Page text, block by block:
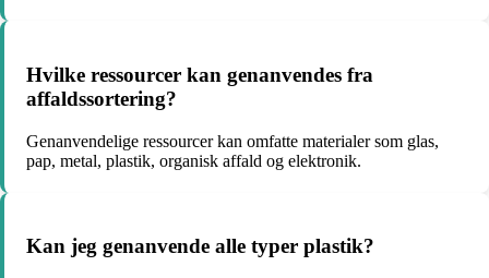
Hvilke ressourcer kan genanvendes fra
affaldssortering?
Genanvendelige ressourcer kan omfatte materialer som glas,
pap, metal, plastik, organisk affald og elektronik.
Kan jeg genanvende alle typer plastik?